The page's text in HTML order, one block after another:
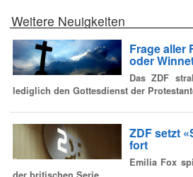
Weitere Neuigkeiten
Frage aller
oder
Das ZDF
lediglich den Gottesdienst der
ZDF setzt
fort
Emilia Fox